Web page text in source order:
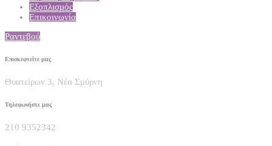
Εξοπλισμός
Επικοινωνία
Ραντεβού
Επισκεφτείτε μας
Θυατείρων 3, Νέα Σμύρνη
Τηλεφωνήστε μας
210 9352342